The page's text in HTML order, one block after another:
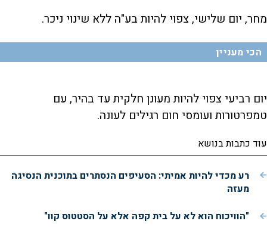
מחר, יום שלישי, צפוי להיות בע"ה ללא שינוי ניכר.
הכי מעניין
יום רביעי צפוי להיות מעונן חלקית עד בהיר, עם
טמפרטורות ועומסי חום רגילים לעונה.
עוד כתבות בנושא
רע מכדי להיות אמיתי: הסעיפים הנסתרים בתוכנית הנסיגה
מעזה
"הוויכוח הוא לא על בית קפה אלא על הסטטוס קוו"